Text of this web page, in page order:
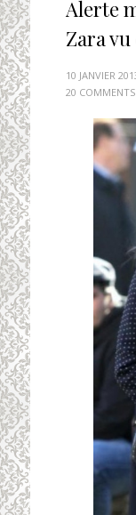
Alerte
Zara
10 JANVIER
20 COMMENTS